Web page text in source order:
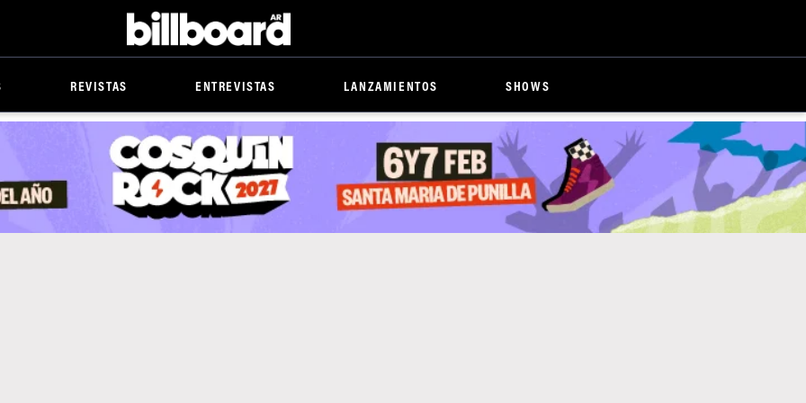
Billboard
REVISTAS ENTREVISTAS LANZAMIENTOS SHOWS